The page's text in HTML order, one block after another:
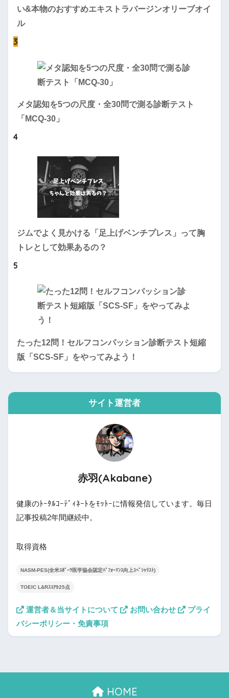
い&本物のおすすめエキストラバージンオリーブオイ
ル
3
メタ認知を5つの尺度・全30問で測る診断テスト
「MCQ-30」
4
ジムでよく見かける「足上げベンチプレス」って胸
トレとして効果あるの？
5
たった12問！セルフコンパッション診断テスト短縮
版「SCS-SF」をやってみよう！
サイト運営者
赤羽(Akabane)
健康のﾄｰﾀﾙｺｰﾃﾞｨﾈｰﾄをﾓｯﾄｰに情報発信しています。毎日
記事投稿2年間継続中。
取得資格
NASM-PES(全米ｽﾎﾟｰﾂ医学協会認定ﾊﾟﾌｫｰﾏﾝｽ向上ｽﾍﾟｼｬﾘｽﾄ)
TOEIC L&Rｽｺｱ925点
運営者＆当サイトについて お問い合わせ
プライ
バシーポリシー・免責事項
HOME